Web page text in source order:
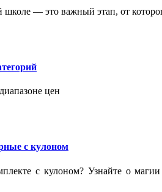
— это важный этап, от
цен
с кулоном
с кулоном? Узнайте о